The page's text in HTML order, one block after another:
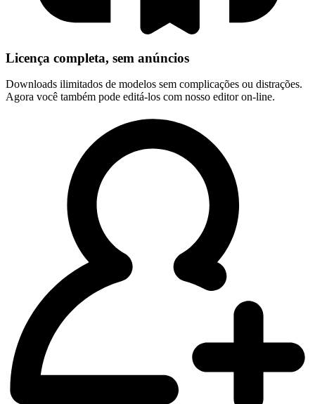
Licença completa, sem anúncios
Downloads ilimitados de modelos sem complicações ou distrações.
Agora você também pode editá-los com nosso editor on-line.